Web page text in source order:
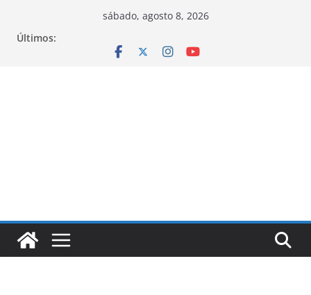
sábado, agosto 8, 2026
Últimos: